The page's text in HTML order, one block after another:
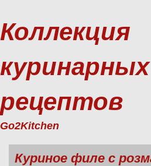
Коллекция
куринарных
рецептов
Go2Kitchen
Куриное филе с